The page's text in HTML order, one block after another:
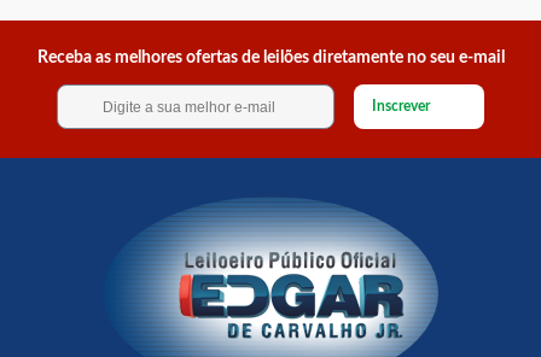
Receba as melhores ofertas de leilões diretamente no seu e-mail
Inscrever